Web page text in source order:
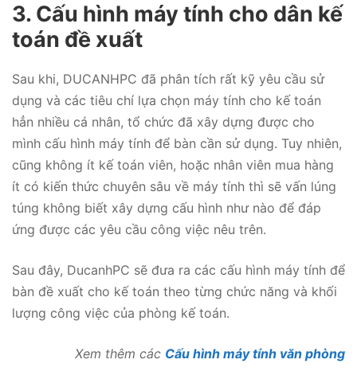
3. Cấu hình máy tính cho dân kế
toán đề xuất
Sau khi, DUCANHPC đã phân tích rất kỹ yêu cầu sử
dụng và các tiêu chí lựa chọn máy tính cho kế toán
hẳn nhiều cá nhân, tổ chức đã xây dựng được cho
mình cấu hình máy tính để bàn cần sử dụng. Tuy nhiên,
cũng không ít kế toán viên, hoặc nhân viên mua hàng
ít có kiến thức chuyên sâu về máy tính thì sẽ vấn lúng
túng không biết xây dựng cấu hình như nào để đáp
ứng được các yêu cầu công việc nêu trên.
Sau đây, DucanhPC sẽ đưa ra các cấu hình máy tính để
bàn đề xuất cho kế toán theo từng chức năng và khối
lượng công việc của phòng kế toán.
Xem thêm các Cấu hình máy tính văn phòng